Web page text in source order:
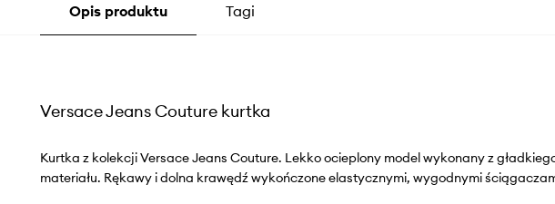
Opis produktu Tagi
Versace Jeans Couture kurtka
Kurtka z kolekcji Versace Jeans Couture. Lekko ocieplony model wykonany z
materiału. Rękawy i dolna krawędź wykończone elastycznymi, wygodnymi